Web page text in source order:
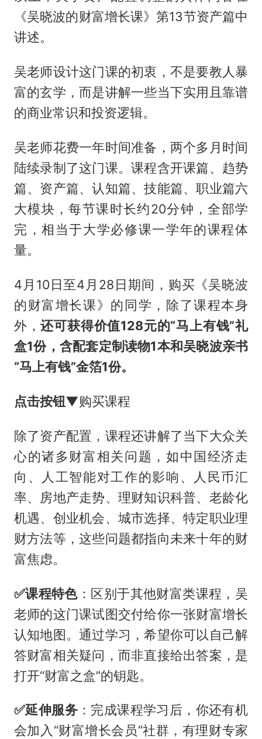
《吴晓波的财富增长课》第13节资产篇中
讲述。
吴老师设计这门课的初衷，不是要教人暴
富的玄学，而是讲解一些当下实用且靠谱
的商业常识和投资逻辑。
吴老师花费一年时间准备，两个多月时间
陆续录制了这门课。课程含开课篇、趋势
篇、资产篇、认知篇、技能篇、职业篇六
大模块，每节课时长约20分钟，全部学
完，相当于大学必修课一学年的课程体
量。
4月10日至4月28日期间，购买《吴晓波
的财富增长课》的同学，除了课程本身
外，还可获得价值128元的“马上有钱”礼
盒1份，含配套定制读物1本和吴晓波亲书
“马上有钱”金箔1份。
点击按钮▼购买课程
除了资产配置，课程还讲解了当下大众关
心的诸多财富相关问题，如中国经济走
向、人工智能对工作的影响、人民币汇
率、房地产走势、理财知识科普、老龄化
机遇、创业机会、城市选择、特定职业理
财方法等，这些问题都指向未来十年的财
富焦虑。
✅️课程特色：区别于其他财富类课程，吴
老师的这门课试图交付给你一张财富增长
认知地图。通过学习，希望你可以自己解
答财富相关疑问，而非直接给出答案，是
打开“财富之盒”的钥匙。
✅️延伸服务：完成课程学习后，你还有机
会加入“财富增长会员”社群，有理财专家